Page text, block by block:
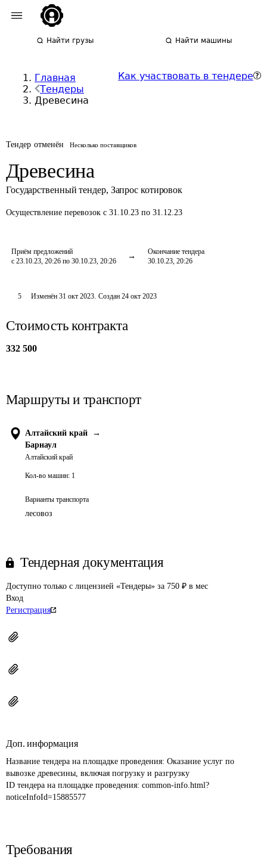
Найти грузы Найти машины
Главная
Тендеры
Древесина
Как участвовать в тендере
Тендер отменён Несколько поставщиков
Древесина
Государственный тендер, Запрос котировок
Осуществление перевозок с 31.10.23 по 31.12.23
Приём предложений
с 23.10.23, 20:26 по 30.10.23, 20:26
Окончание тендера
30.10.23, 20:26
5 Изменён 31 окт 2023. Создан 24 окт 2023
Стоимость контракта
332 500
Маршруты и транспорт
Алтайский край
→
Барнаул
Алтайский край
Кол-во машин: 1
Варианты транспорта
лесовоз
Тендерная документация
Доступно только с лицензией «Тендеры» за 750 ₽ в мес
Вход
Регистрация
Доп. информация
Название тендера на площадке проведения: Оказание услуг по
вывозке древесины, включая погрузку и разгрузку
ID тендера на площадке проведения: common-info.html?
noticeInfoId=15885577
Требования